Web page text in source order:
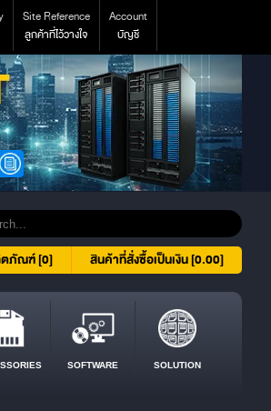
Site Reference
ลูกค้าที่ไว้วางใจ
Account
บัญชี
สินค้าที่สั่งซื้อเป็นเงิน [0.00]
ตภัณฑ์ [0]
SOFTWARE SOLUTION